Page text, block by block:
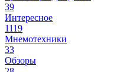
39
Интересное
1119
Мнемотехники
33
Обзоры